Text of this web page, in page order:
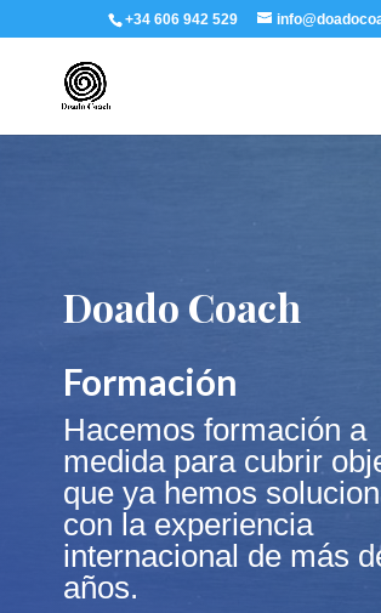
+34 606 942 529
Doado Coach
Formación
Hacemos formación a
medida para cubrir
que ya hemos
con la experiencia
internacional de más
años.